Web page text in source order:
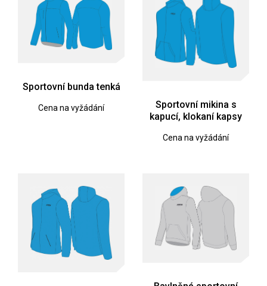
Sportovní bunda tenká
Cena na vyžádání
Sportovní mikina s
kapucí, klokaní kapsy
Cena na vyžádání